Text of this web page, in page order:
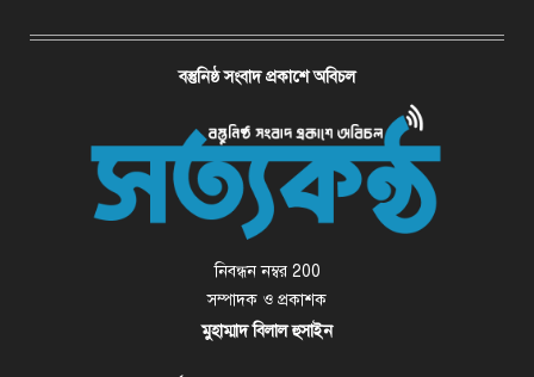
বস্তুনিষ্ঠ সংবাদ প্রকাশে অবিচল
নিবন্ধন নম্বর 200
সম্পাদক ও প্রকাশক
মুহাম্মাদ বিলাল হুসাইন